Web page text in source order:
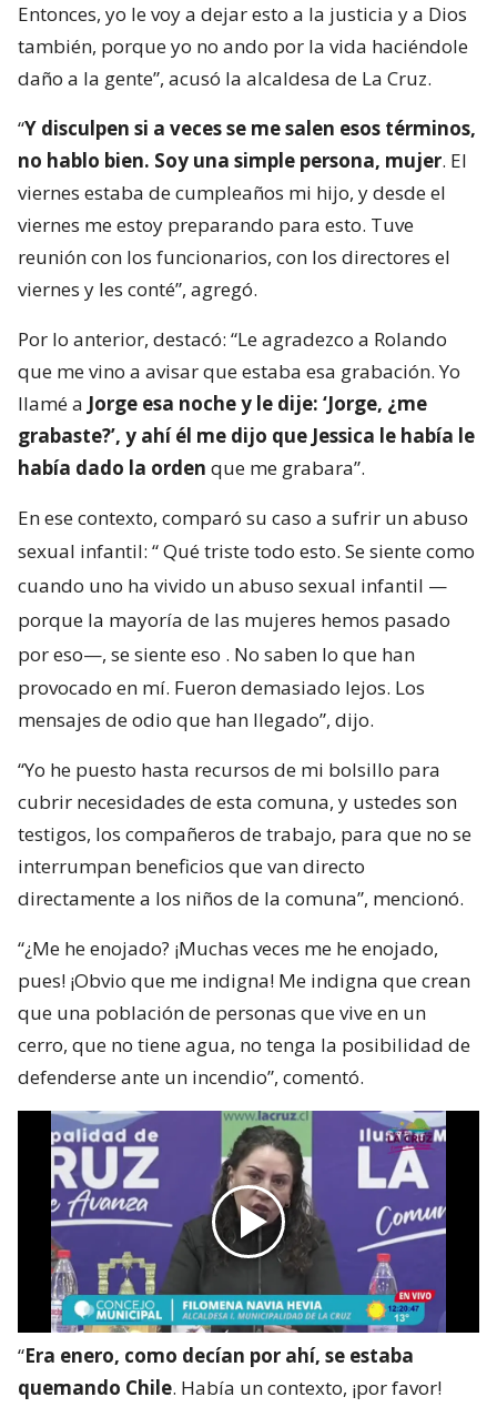
Entonces, yo le voy a dejar esto a la justicia y a Dios
también, porque yo no ando por la vida haciéndole
daño a la gente”, acusó la alcaldesa de La Cruz.
“Y disculpen si a veces se me salen esos términos,
no hablo bien. Soy una simple persona, mujer. El
viernes estaba de cumpleaños mi hijo, y desde el
viernes me estoy preparando para esto. Tuve
reunión con los funcionarios, con los directores el
viernes y les conté”, agregó.
Por lo anterior, destacó: “Le agradezco a Rolando
que me vino a avisar que estaba esa grabación. Yo
llamé a Jorge esa noche y le dije: ‘Jorge, ¿me
grabaste?’, y ahí él me dijo que Jessica le había le
había dado la orden que me grabara”.
En ese contexto, comparó su caso a sufrir un abuso
sexual infantil: “Qué triste todo esto. Se siente como
cuando uno ha vivido un abuso sexual infantil —
porque la mayoría de las mujeres hemos pasado
por eso—, se siente eso . No saben lo que han
provocado en mí. Fueron demasiado lejos. Los
mensajes de odio que han llegado”, dijo.
“Yo he puesto hasta recursos de mi bolsillo para
cubrir necesidades de esta comuna, y ustedes son
testigos, los compañeros de trabajo, para que no se
interrumpan beneficios que van directo
directamente a los niños de la comuna”, mencionó.
“¿Me he enojado? ¡Muchas veces me he enojado,
pues! ¡Obvio que me indigna! Me indigna que crean
que una población de personas que vive en un
cerro, que no tiene agua, no tenga la posibilidad de
defenderse ante un incendio”, comentó.
“Era enero, como decían por ahí, se estaba
quemando Chile. Había un contexto, ¡por favor!